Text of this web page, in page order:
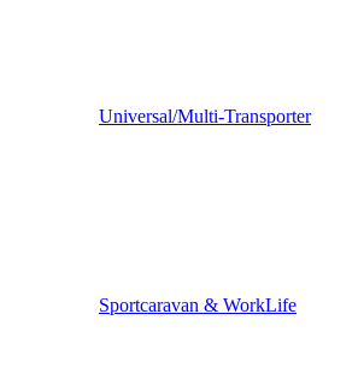
Universal/Multi-Transporter
Sportcaravan & WorkLife